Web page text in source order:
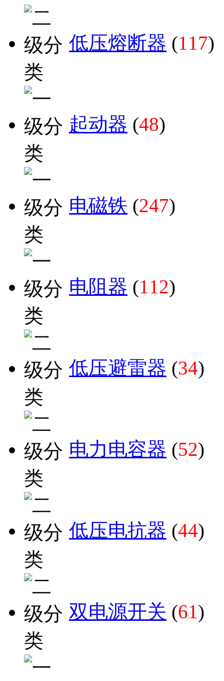
低压熔断器 (117)
起动器 (48)
电磁铁 (247)
电阻器 (112)
低压避雷器 (34)
电力电容器 (52)
低压电抗器 (44)
双电源开关 (61)